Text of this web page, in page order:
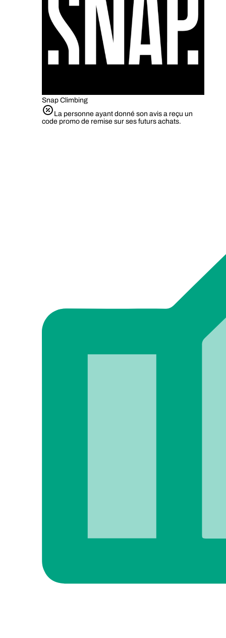
Snap Climbing
La personne ayant donné son avis a reçu un
code promo de remise sur ses futurs achats.